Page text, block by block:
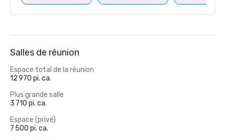
Salles de réunion
Espace total de la réunion
12 970 pi. ca.
Plus grande salle
3 710 pi. ca.
Espace (privé)
7 500 pi. ca.